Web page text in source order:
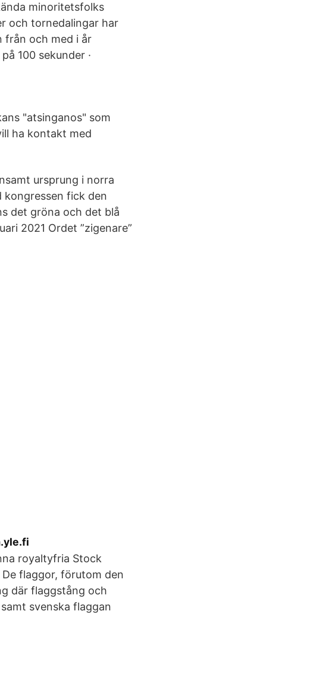
minoritetsfolks
och tornedalingar har
från och med i år
100 sekunder ·
"atsinganos" som
ha kontakt med
ursprung i norra
fick den
det gröna och det blå
2021 Ordet ”zigenare”
royaltyfria Stock
flaggor, förutom den
där flaggstång och
svenska flaggan